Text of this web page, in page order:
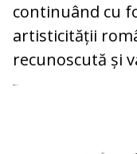
continuând cu
artisticității
recunoscută și